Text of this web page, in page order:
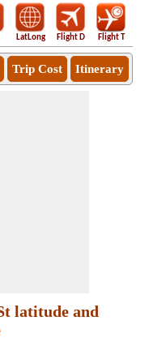
LatLong Flight D Flight T
Trip Cost Itinerary
latitude and